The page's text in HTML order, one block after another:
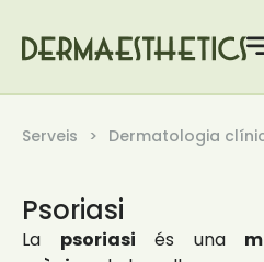
Serveis Dermatologia
Psoriasi
La psoriasi és una